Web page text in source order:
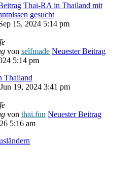
Thai-RA in Thailand mit
gesucht
15, 2024 5:14 pm
von selfmade Neuester Beitrag
5:14 pm
Thailand
19, 2024 3:41 pm
von thai.fun Neuester Beitrag
5:16 am